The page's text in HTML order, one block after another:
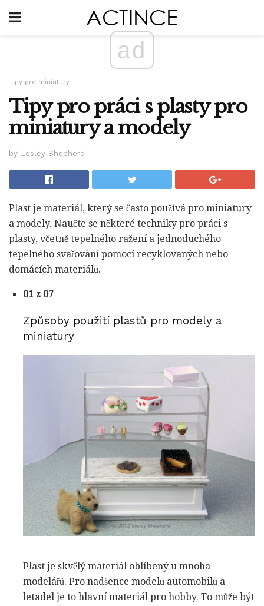
ad
Tipy pro miniatury
Tipy pro práci s plasty pro
miniatury a modely
by Lesley Shepherd
Plast je materiál, který se často používá pro miniatury
a modely. Naučte se některé techniky pro práci s
plasty, včetně tepelného ražení a jednoduchého
tepelného svařování pomocí recyklovaných nebo
domácích materiálů.
01 z 07
Způsoby použití plastů pro modely a
miniatury
Plast je skvělý materiál oblíbený u mnoha
modelářů. Pro nadšence modelů automobilů a
letadel je to hlavní materiál pro hobby. To může být